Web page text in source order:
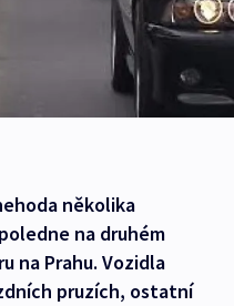
několika
na druhém
na Prahu. Vozidla
pruzích, ostatní